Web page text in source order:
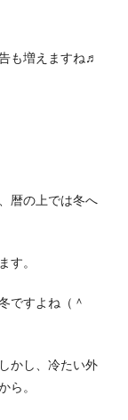
も増えますね♬
暦の上では冬へ
す。
ですよね（＾
かし、冷たい外
ら。